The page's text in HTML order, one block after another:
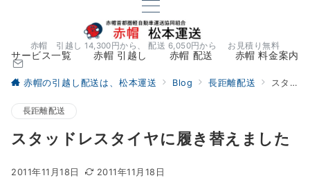
赤帽 引越し 14,300円から、 配送 6,050円から お見積り無料
サービス一覧 赤帽 引越し 赤帽 配送 赤帽 料金案内
赤帽の引越し配送は、松本運送 Blog 長距離配送 スタッドレスタイヤに履き替えました
長距離配送
スタッドレスタイヤに履き替えました
2011年11月18日 2011年11月18日